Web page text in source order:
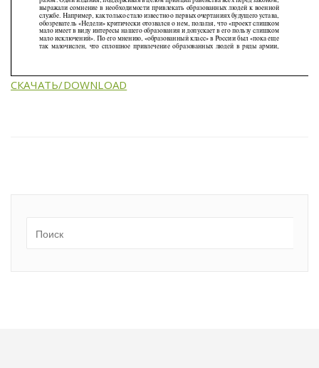
СКАЧАТЬ/DOWNLOAD